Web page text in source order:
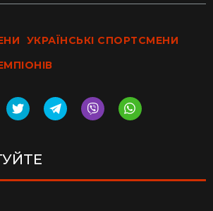
УКРАЇНСЬКІ СПОРТСМЕНИ